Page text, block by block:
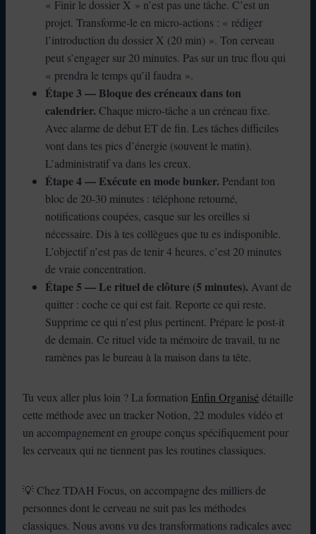
« Finir le dossier X » n’est pas une tâche. C’est un
projet. Transforme-le en micro-actions : « rédiger
l’introduction du dossier X (20 min) ». Ton cerveau
peut s’engager sur 20 minutes. Pas sur un truc flou qui
« prendra le temps qu’il faudra ».
Étape 3 — Bloque des créneaux dans ton
calendrier. Chaque micro-tâche a un créneau fixe.
Avec alarme de début ET de fin. Les tâches difficiles
vont dans tes pics d’énergie (souvent le matin).
L’administratif va dans les creux.
Étape 4 — Exécute en mode bunker. Pendant ton
bloc de 20-30 minutes : téléphone retourné,
notifications coupées, casque sur les oreilles si
nécessaire. Dis à tes collègues que tu es indisponible.
L’objectif n’est pas de tenir 4 heures, c’est 20 minutes
de vraie concentration.
Étape 5 — Le rituel de clôture (5 minutes). Avant de
quitter : coche ce qui est fait. Reporte ce qui reste.
Supprime ce qui n’est plus pertinent. Prépare le post-it
de demain. Ce rituel vide ta mémoire de travail, tu ne
ramènes pas le bureau à la maison dans ta tête.
Tu veux aller plus loin ? La formation Enfin Organisédétaille
cette méthode avec un tracker Notion, 22 modules vidéo et
un accompagnement en groupe conçus spécifiquement pour
les cerveaux qui ne tiennent pas les routines classiques.
💡 Chez TDAH Focus, on accompagne des milliers de
personnes dont le cerveau ne suit pas les méthodes
classiques. Nous avons vu des transformations radicales avec